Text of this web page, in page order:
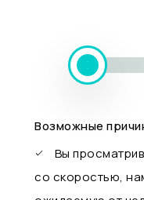
Возможные
Вы
со скоростью,